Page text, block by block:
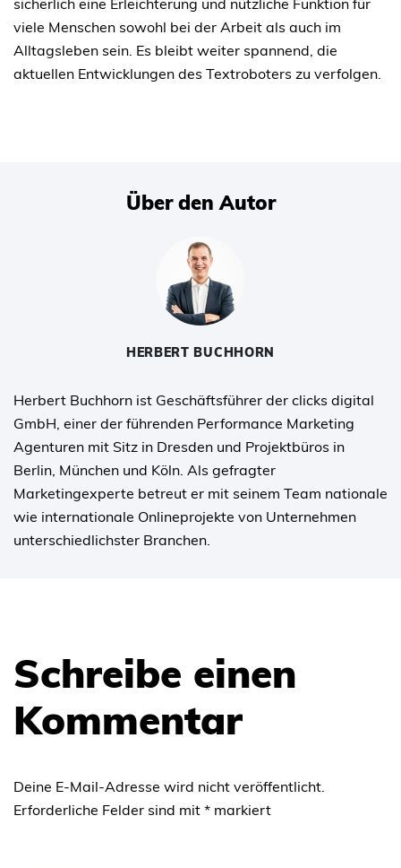
sicherlich eine Erleichterung und nützliche Funktion für
viele Menschen sowohl bei der Arbeit als auch im
Alltagsleben sein. Es bleibt weiter spannend, die
aktuellen Entwicklungen des Textroboters zu verfolgen.
Über den Autor
HERBERT BUCHHORN
Herbert Buchhorn ist Geschäftsführer der clicks digital
GmbH, einer der führenden Performance Marketing
Agenturen mit Sitz in Dresden und Projektbüros in
Berlin, München und Köln. Als gefragter
Marketingexperte betreut er mit seinem Team nationale
wie internationale Onlineprojekte von Unternehmen
unterschiedlichster Branchen.
Schreibe einen
Kommentar
Deine E-Mail-Adresse wird nicht veröffentlicht.
Erforderliche Felder sind mit * markiert